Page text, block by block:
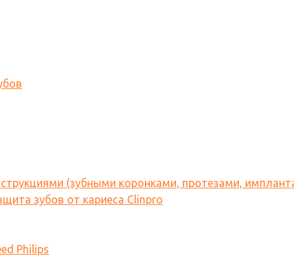
(зубными коронками, протезами,
зубов от кариеса Clinpro
Philips